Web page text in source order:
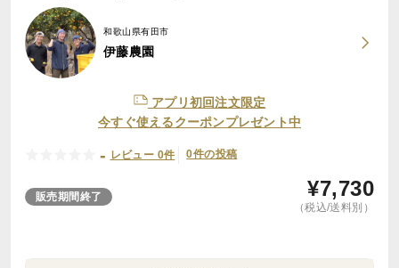
和歌山県有田市
伊藤農園
アプリ初回注文限定
今すぐ使えるクーポンプレゼント中
- レビュー 0件 0件の投稿
販売期間終了 ¥7,730
（税込/送料別）